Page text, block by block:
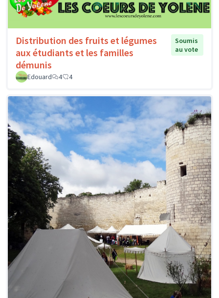
Distribution des fruits et légumes
aux étudiants et les familles
démunis
Soumis
au vote
Edouard 4 4